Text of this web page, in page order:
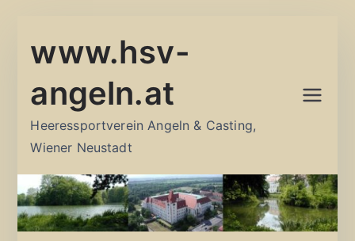
Inhalt
www.hsv-
angeln.at
Heeressportverein Angeln & Casting,
Wiener Neustadt